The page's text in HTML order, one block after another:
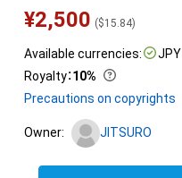
¥2,500 ($15.84)
Available currencies: JPY
Royalty：10%
Precautions on copyrights
Owner: JITSURO